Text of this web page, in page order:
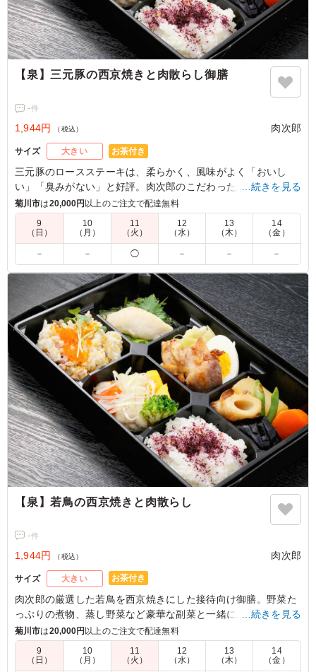
【泉】三元豚の西京焼きと肉散らし御膳
-件
1,944円 （税込） 肉次郎
サイズ 大きい お茶付き
三元豚のロースステーキは、柔らかく、風味がよく「おいし
い」「臭みがない」と好評。肉次郎のこだわった新鮮な肉を使
用した御膳をお召し上がりください。
…続きを見る
菊川市は20,000円 以上のご注文で配達無料
9
（日）
10
（月）
11
（火）
12
（水）
13
（木）
14
（金）
－ － ◯ － － －
【泉】若鳥の西京焼きと肉散らし
-件
1,944円 （税込） 肉次郎
サイズ 大きい お茶付き
肉次郎の厳選した若鳥を西京焼きにした接待向け御膳。野菜た
っぷりの煮物、蒸し野菜など豪華な副菜と一緒にお召し上がり
ください。
…続きを見る
菊川市は20,000円以上のご注文で配達無料
9
（日）
10
（月）
11
（火）
12
（水）
13
（木）
14
（金）